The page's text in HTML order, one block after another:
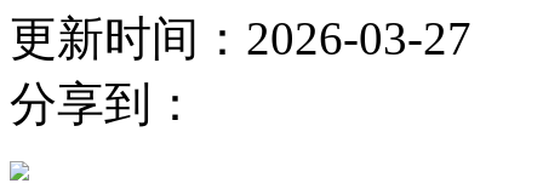
更新时间：2026-03-27
分享到：